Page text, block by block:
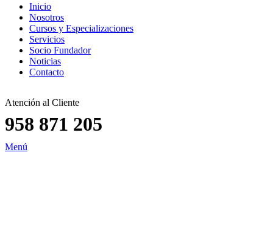
Inicio
Nosotros
Cursos y Especializaciones
Servicios
Socio Fundador
Noticias
Contacto
Atención al Cliente
958 871 205
Menú